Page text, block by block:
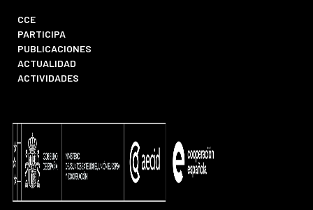
CCE
PARTICIPA
PUBLICACIONES
ACTUALIDAD
ACTIVIDADES